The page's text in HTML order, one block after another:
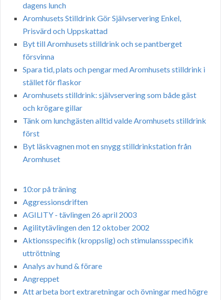
dagens lunch
Aromhusets Stilldrink Gör Självservering Enkel,
Prisvärd och Uppskattad
Byt till Aromhusets stilldrink och se pantberget
försvinna
Spara tid, plats och pengar med Aromhusets stilldrink i
stället för flaskor
Aromhusets stilldrink: självservering som både gäst
och krögare gillar
Tänk om lunchgästen alltid valde Aromhusets stilldrink
först
Byt läskvagnen mot en snygg stilldrinkstation från
Aromhuset
10:or på träning
Aggressionsdriften
AGILITY - tävlingen 26 april 2003
Agilitytävlingen den 12 oktober 2002
Aktionsspecifik (kroppslig) och stimulanssspecifik
uttröttning
Analys av hund & förare
Angreppet
Att arbeta bort extraretningar och övningar med högre